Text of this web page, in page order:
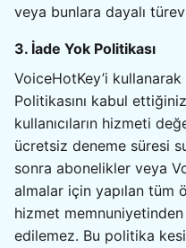
veya bunlara dayalı
3. İade Yok Politikası
VoiceHotKey’i
Politikasını kabul
kullanıcıların hizmeti
ücretsiz deneme süresi
sonra abonelikler veya
almalar için yapılan tüm
hizmet memnuniyetinden
edilemez. Bu politika